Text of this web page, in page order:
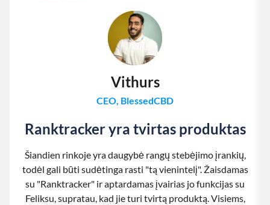
Vithurs
CEO, BlessedCBD
Ranktracker yra tvirtas produktas
Šiandien rinkoje yra daugybė rangų stebėjimo įrankių,
todėl gali būti sudėtinga rasti "tą vienintelį". Žaisdamas
su "Ranktracker" ir aptardamas įvairias jo funkcijas su
Feliksu, supratau, kad jie turi tvirtą produktą. Visiems,